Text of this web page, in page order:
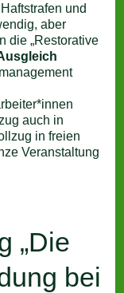
und
aber
die „Restorative
auch in
in freien
Veranstaltung
„Die
bei